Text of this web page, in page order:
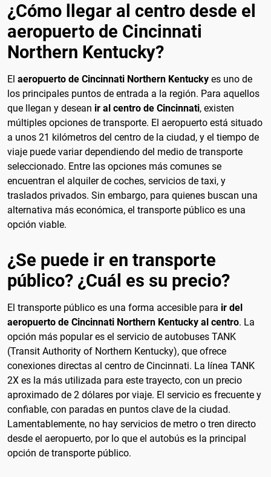
¿Cómo llegar al centro desde el
aeropuerto de Cincinnati
Northern Kentucky?
El aeropuerto de Cincinnati Northern Kentucky es uno de
los principales puntos de entrada a la región. Para aquellos
que llegan y desean ir al centro de Cincinnati, existen
múltiples opciones de transporte. El aeropuerto está situado
a unos 21 kilómetros del centro de la ciudad, y el tiempo de
viaje puede variar dependiendo del medio de transporte
seleccionado. Entre las opciones más comunes se
encuentran el alquiler de coches, servicios de taxi, y
traslados privados. Sin embargo, para quienes buscan una
alternativa más económica, el transporte público es una
opción viable.
¿Se puede ir en transporte
público? ¿Cuál es su precio?
El transporte público es una forma accesible para ir del
aeropuerto de Cincinnati Northern Kentucky al centro. La
opción más popular es el servicio de autobuses TANK
(Transit Authority of Northern Kentucky), que ofrece
conexiones directas al centro de Cincinnati. La línea TANK
2X es la más utilizada para este trayecto, con un precio
aproximado de 2 dólares por viaje. El servicio es frecuente y
confiable, con paradas en puntos clave de la ciudad.
Lamentablemente, no hay servicios de metro o tren directo
desde el aeropuerto, por lo que el autobús es la principal
opción de transporte público.